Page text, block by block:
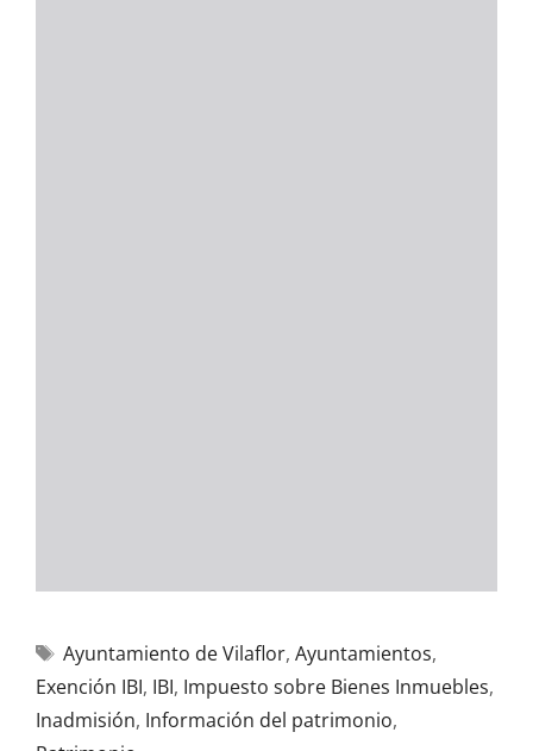
Ayuntamiento de Vilaflor, Ayuntamientos,
Exención IBI, IBI, Impuesto sobre Bienes Inmuebles,
Inadmisión, Información del patrimonio,